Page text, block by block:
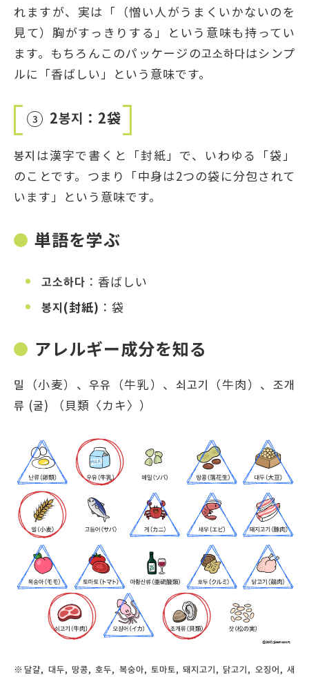
れますが、実は「（憎い人がうまくいかないのを
見て）胸がすっきりする」という意味も持ってい
ます。もちろんこのパッケージの고소하다はシンプ
ルに「香ばしい」という意味です。
3 2봉지：2袋
봉지は漢字で書くと「封紙」で、いわゆる「袋」
のことです。つまり「中身は2つの袋に分包されて
います」という意味です。
単語を学ぶ
고소하다 ：香ばしい
봉지(封紙) ：袋
アレルギー成分を知る
밀（小麦）、우유（牛乳）、쇠고기（牛肉）、조개
류 (굴) （貝類〈カキ〉）
※달걀, 대두, 땅콩, 호두, 복숭아, 토마토, 돼지고기, 닭고기, 오징어, 새